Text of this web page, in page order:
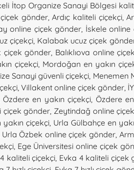
İtop Organize Sanayi Bölgesi
gönder,Ardıç kaliteli çiçekçi,
online çiçek gönder, İskele online
çiçekçi, Kalabak ucuz çiçek
çiçek gönder, Balıklıova online
çiçekçi, Mordoğan en yakın
Sanayi güvenli çiçekçi, Menemen
,Villakent online çiçek gönder,
Özdere en yakın çiçekçi, Özdere
çiçek gönder, Zeytindağ online
çiçekçi, Urla Gülbahçe en
Urla Özbek online çiçek gönder,
, Ege Üniversitesi online çiçek
kaliteli çiçekçi, Evka 4 kaliteli çiçek